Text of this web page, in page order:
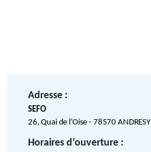
Adresse :
SEFO
26, Quai de l’Oise - 78570 ANDRESY
Horaires d’ouverture :